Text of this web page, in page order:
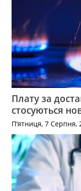
Плату за
стосуються
П’ятниця, 7 Серпня,